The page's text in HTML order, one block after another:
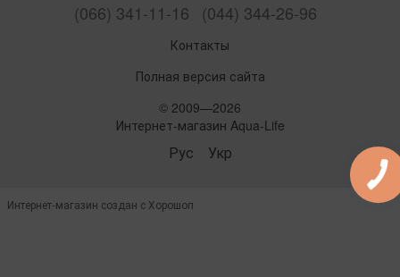
(066) 341-11-16 (044) 344-26-96
Контакты
Полная версия сайта
© 2009—2026
Интернет-магазин Aqua-Life
Рус Укр
Интернет-магазин создан с Хорошоп